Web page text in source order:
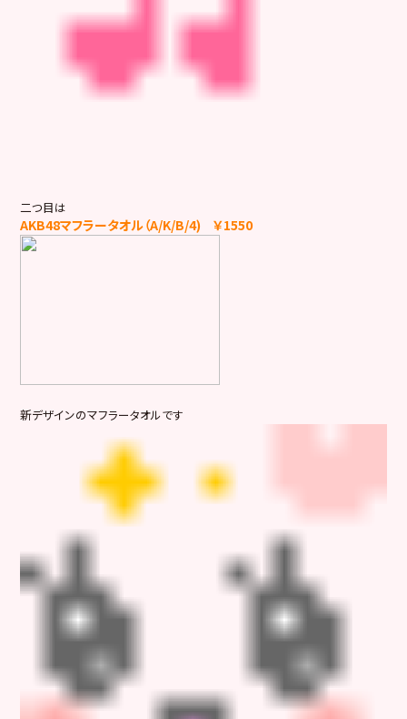
二つ目は
AKB48マフラータオル（A/K/B/4) ￥1550
新デザインのマフラータオルです